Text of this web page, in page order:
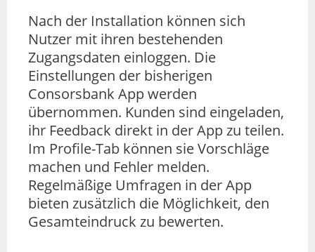
Nach der Installation können sich
Nutzer mit ihren bestehenden
Zugangsdaten einloggen. Die
Einstellungen der bisherigen
Consorsbank App werden
übernommen. Kunden sind eingeladen,
ihr Feedback direkt in der App zu teilen.
Im Profile-Tab können sie Vorschläge
machen und Fehler melden.
Regelmäßige Umfragen in der App
bieten zusätzlich die Möglichkeit, den
Gesamteindruck zu bewerten.